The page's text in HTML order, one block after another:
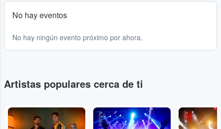
No hay eventos
No hay ningún evento próximo por ahora.
Artistas populares cerca de ti
...